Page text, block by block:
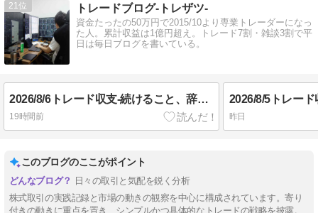
21 トレードブログ-トレザツ-
資金たったの50万円で2015/10より専業トレーダーになっ
た人。累計収益は1億円超え。トレード7割・雑談3割で平
日は毎日ブログを書いている。
2026/8/6トレード収支-続けること、辞めること-
19時間前 昨日
このブログのここがポイント
日々の取引と気配を鋭く分析
株式取引の実践記録と市場の動きの観察を中心に構成されています。寄り
付きの動きに重点を置き、シンプルかつ具体的なトレードの戦略を披露。